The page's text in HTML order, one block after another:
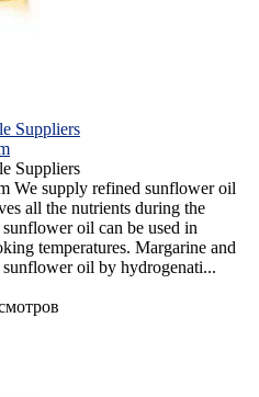
Suppliers
Suppliers
We supply refined sunflower oil
all the nutrients during the
oil can be used in
temperatures. Margarine and
oil by hydrogenati...